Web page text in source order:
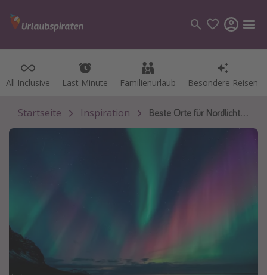
All Inclusive Last Minute Familienurlaub Besondere Reisen
All Inclusive Last Minute Familienurlaub Besondere Reisen
Kategorien
Flüge
Hotel
Alle Reiseziele
Bodensee Urlaub
Gozo Urlaub
Startseite Inspiration Beste Orte für Nordlicht-Sichtungen